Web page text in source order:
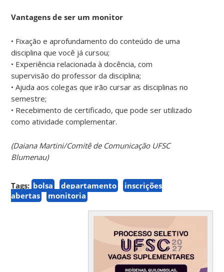
Vantagens de ser um monitor
• Fixação e aprofundamento do conteúdo de uma
disciplina que você já cursou;
• Experiência relacionada à docência, com
supervisão do professor da disciplina;
• Ajuda aos colegas que irão cursar as disciplinas no
semestre;
• Recebimento de certificado, que pode ser utilizado
como atividade complementar.
(Daiana Martini/Comitê de Comunicação UFSC
Blumenau)
Tags: bolsa departamento
inscrições
abertas
monitoria